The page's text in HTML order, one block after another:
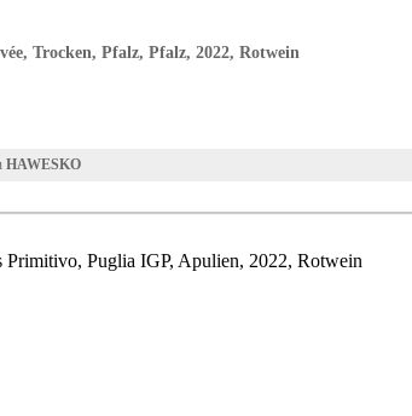
Trocken, Pfalz, Pfalz, 2022, Rotwein
HAWESKO